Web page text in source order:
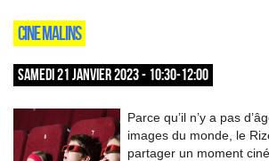
CINE MALINS
SAMEDI 21 JANVIER 2023 - 10:30-12:00
Parce qu’il n’y a pas
images du monde, le
partager un moment